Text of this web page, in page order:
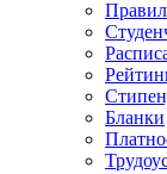
Бланки